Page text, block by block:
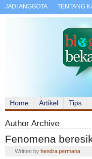
JADI ANGGOTA TENTANG
Home Artikel Tips
Author Archive
Fenomena
Written by hendra.permana